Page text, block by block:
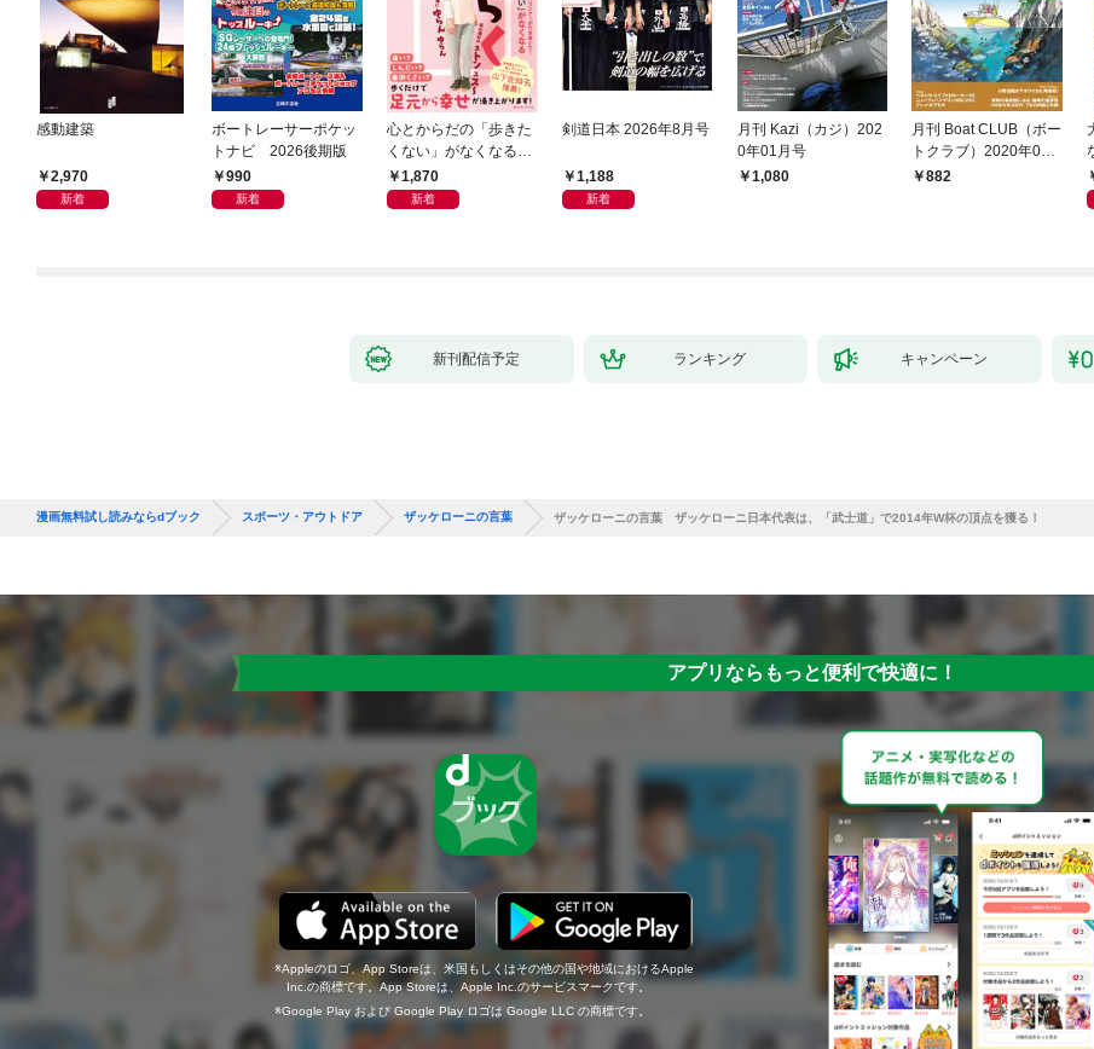
感動建築
2,970
新着
ボートレーサーポケッ
トナビ 2026後期版
990
新着
心とからだの「歩きた
くない」がなくなる
らせん流 ゆるらく歩
き
1,870
新着
剣道日本 2026年8月号
1,188
新着
月刊 Kazi（カジ）202
0年01月号
1,080
月刊 Boat CLUB（ボー
トクラブ）2020年02
月号882
新刊配信予定 ランキング キャンペーン
漫画無料試し読みならdブック スポーツ・アウトドア ザッケローニの言葉 ザッケローニの言葉 ザッケローニ日本代表は、「武士道」で2014年W杯の頂点を獲る！
アプリならもっと便利で快適に！
Appleのロゴ、App Storeは、米国もしくはその他の国や地域におけるApple
Inc.の商標です。App Storeは、Apple Inc.のサービスマークです。
Google Play および Google Play ロゴは Google LLC の商標です。